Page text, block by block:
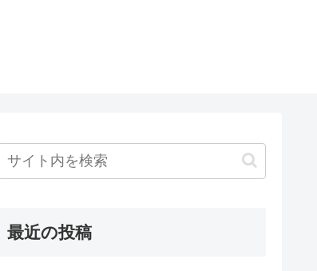
最近の投稿